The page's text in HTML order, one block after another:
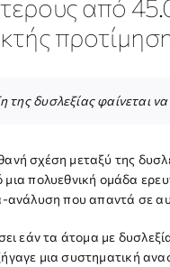
από
δυσλεξίας φαίνεται
σχέση μεταξύ της
πολυεθνική ομάδα
ανάλυση που απαντά σε
εάν τα άτομα με
μια συστηματική